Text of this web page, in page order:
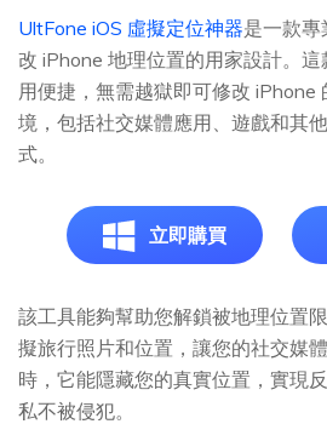
UltFone iOS 虛擬定位神器是一款
改 iPhone 地理位置的用家設計。
用便捷，無需越獄即可修改 iPhone
境，包括社交媒體應用、遊戲和其
式。
立即購買
該工具能夠幫助您解鎖被地理位置
擬旅行照片和位置，讓您的社交媒
時，它能隱藏您的真實位置，實現
私不被侵犯。